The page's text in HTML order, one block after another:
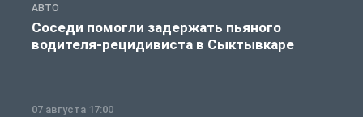
АВТО
Соседи помогли задержать пьяного
водителя-рецидивиста в Сыктывкаре
07 августа 17:00